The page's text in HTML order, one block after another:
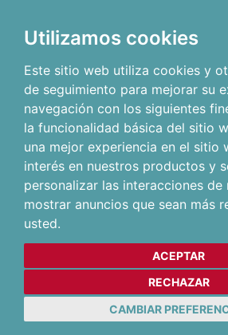
Utilizamos cookies
Este sitio web utiliza cookies y
de seguimiento para mejorar su
navegación con los siguientes
la funcionalidad básica del sitio
una mejor experiencia en el sitio
interés en nuestros productos y
personalizar las interacciones de
mostrar anuncios que sean más
usted.
ACEPTAR
RECHAZAR
CAMBIAR